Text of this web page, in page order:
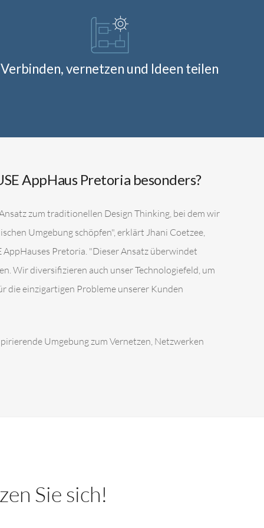
Verbinden, vernetzen und Ideen teilen
AppHaus Pretoria besonders?
zum traditionellen Design Thinking, bei dem wir
Umgebung schöpfen", erklärt Jhani Coetzee,
AppHauses Pretoria. "Dieser Ansatz überwindet
Wir diversifizieren auch unser Technologiefeld, um
die einzigartigen Probleme unserer Kunden
Umgebung zum Vernetzen, Netzwerken
Sie sich!